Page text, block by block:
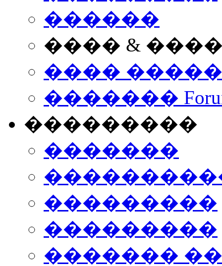
������
���� &
����
�������
���������
�������
���������
���������
�������